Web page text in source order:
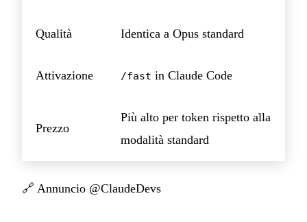
Qualità Identica a Opus standard
Attivazione /fast in Claude Code
Prezzo
Più alto per token rispetto alla
modalità standard
🔗 Annuncio @ClaudeDevs